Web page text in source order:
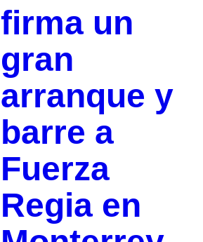
firma un
gran
arranque y
barre a
Fuerza
Regia en